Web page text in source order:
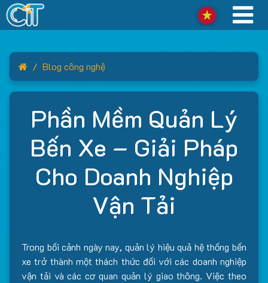
HomeBlog công nghệ
Phần Mềm Quản Lý
Bến Xe – Giải Pháp
Cho Doanh Nghiệp
Vận Tải
Trong bối cảnh ngày nay, quản lý hiệu quả hệ thống bến
xe trở thành một thách thức đối với các doanh nghiệp
vận tải và các cơ quan quản lý giao thông. Việc theo